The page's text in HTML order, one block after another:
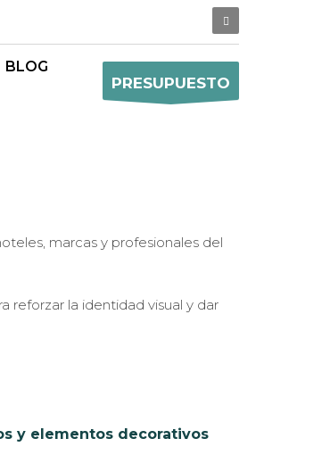
BLOG
PRESUPUESTO
marcas y profesionales del
reforzar la identidad visual y dar
y elementos decorativos